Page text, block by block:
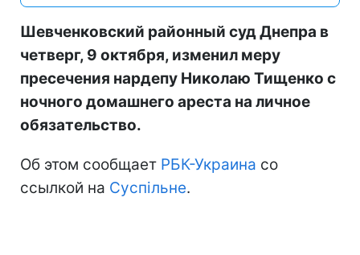
Шевченковский районный суд Днепра в
четверг, 9 октября, изменил меру
пресечения нардепу Николаю Тищенко с
ночного домашнего ареста на личное
обязательство.
Об этом сообщает РБК-Украина со
ссылкой на Суспільне.